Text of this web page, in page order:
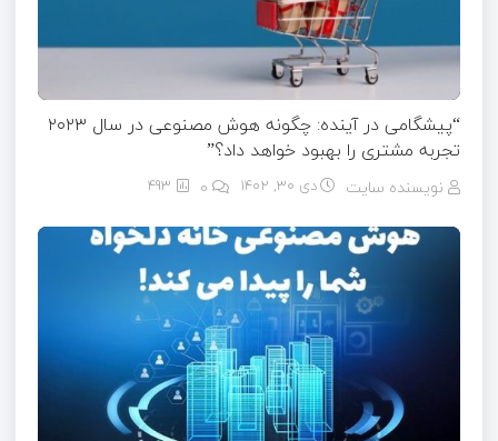
“پیشگامی در آینده: چگونه هوش مصنوعی در سال ۲۰۲۳
تجربه مشتری را بهبود خواهد داد؟”
نویسنده سایت دی ۳۰, ۱۴۰۲ 493